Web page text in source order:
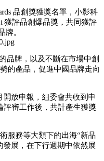
品創獎獲獎名單，小影科
獲評品創爆品獎，共同獲評
牌。
品牌，以及不斷在市場中創
的產品，促進中國品牌走向
開放申報，組委會共收到申
評審工作後，共計產生獲獎
服務等大類下的出海“新品
發展，在下行週期中依然展